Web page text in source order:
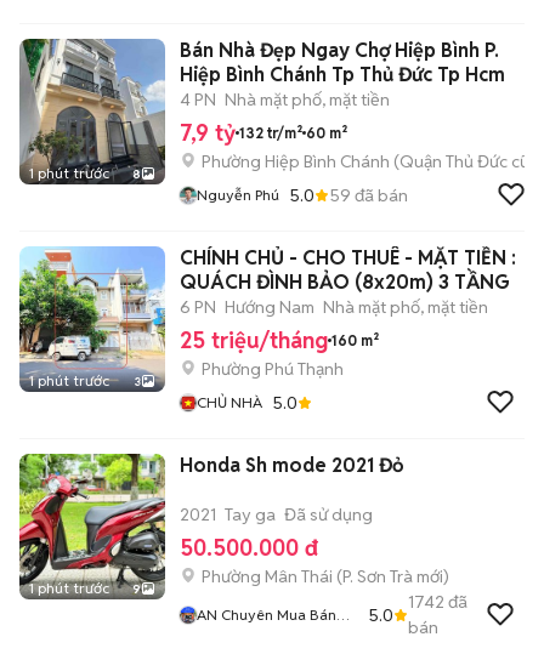
1 phút trước 8
Bán Nhà Đẹp Ngay Chợ Hiệp Bình P.
Hiệp Bình Chánh Tp Thủ Đức Tp Hcm
4 PN Nhà mặt phố, mặt tiền
7,9 tỷ 132 tr/m² 60 m²
Phường Hiệp Bình Chánh (Quận Thủ Đức cũ)
Nguyễn Phú 5.0 59 đã bán
1 phút trước 3
CHÍNH CHỦ - CHO THUÊ - MẶT TIỀN :
QUÁCH ĐÌNH BẢO (8x20m) 3 TẦNG
6 PN Hướng Nam Nhà mặt phố, mặt tiền
25 triệu/tháng 160 m²
Phường Phú Thạnh
CHỦ NHÀ 5.0
1 phút trước 9
Honda Sh mode 2021 Đỏ
2021 Tay ga Đã sử dụng
50.500.000 đ
Phường Mân Thái (P. Sơn Trà mới)
AN Chuyên Mua Bán
5.0
1742 đã
bán